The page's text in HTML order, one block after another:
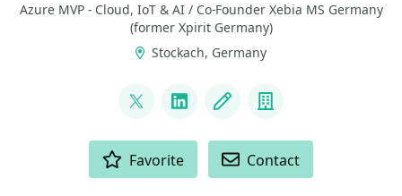
Azure MVP - Cloud, IoT & AI / Co-Founder Xebia MS Germany
(former Xpirit Germany)
Stockach, Germany
@toto_san1
LinkedInBlog Company
Favorite Contact